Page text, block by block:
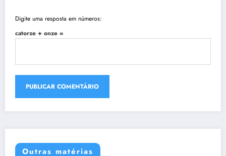
Digite uma resposta em números:
catorze + onze =
Outras matérias